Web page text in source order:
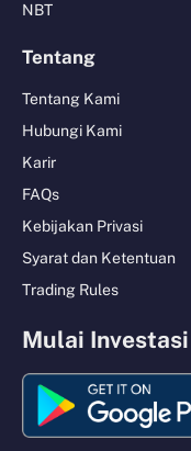
NBT
Tentang
Tentang Kami
Hubungi Kami
Karir
FAQs
Kebijakan Privasi
Syarat dan Ketentuan
Trading Rules
Mulai Investasi